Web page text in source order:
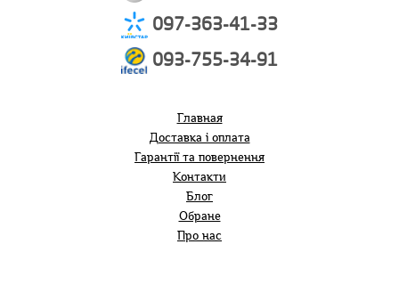
097-363-41-33
093-755-34-91
Главная
Доставка і оплата
Гарантії та повернення
Контакти
Блог
Обране
Про нас